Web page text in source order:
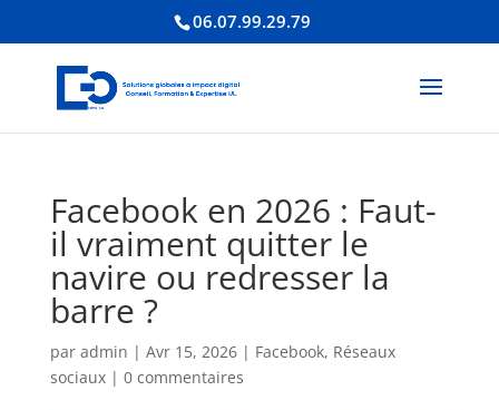
06.07.99.29.79
Facebook en 2026 : Faut-
il vraiment quitter le
navire ou redresser la
barre ?
par admin | Avr 15, 2026| Facebook, Réseaux
sociaux| 0 commentaires